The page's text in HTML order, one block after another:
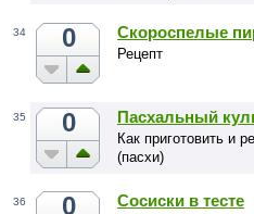
34 0 Скороспелые
Рецепт
35 0 Пасхальный
Как приготовить и
(пасхи)
36 0 Сосиски в тесте